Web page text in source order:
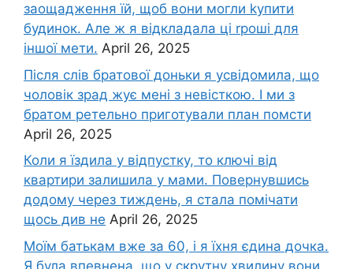
заощадження їй, щоб вони могли kупити
будинок. Але ж я відкладала ці rроші для
іншої мети. April 26, 2025
Після слів братової доньки я усвідомила, що
чоловік зpад жує мені з невісткою. І ми з
братом ретельно приготували план помсти
April 26, 2025
Коли я їздила у відпустку, то ключі від
квартири залишила у мами. Повернувшись
додому через тиждень, я стала помічати
щось див не April 26, 2025
Моїм батькам вже за 60, і я їхня єдина дочка.
Я була впевнена, що у скрутну хвилину вони